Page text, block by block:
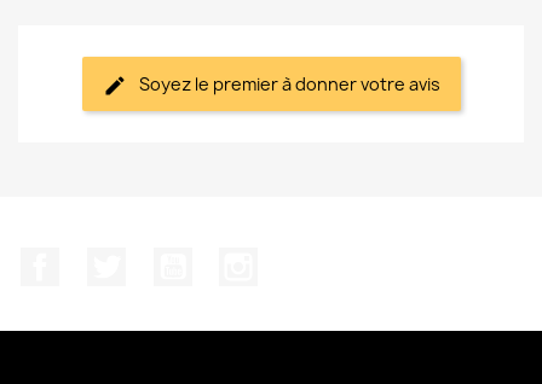
Soyez le premier à donner votre avis